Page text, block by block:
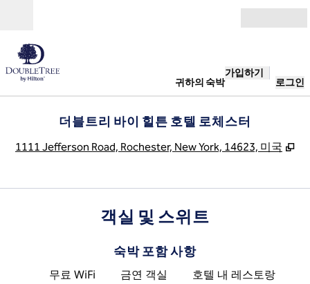
귀하의 숙박
가입하기
로그인
더블트리 바이 힐튼 호텔 로체스터
1111 Jefferson Road, Rochester, New York, 14623, 미국 ,
객실 및 스위트
숙박 포함 사항
무료 WiFi 금연 객실
호텔 내 레스토랑